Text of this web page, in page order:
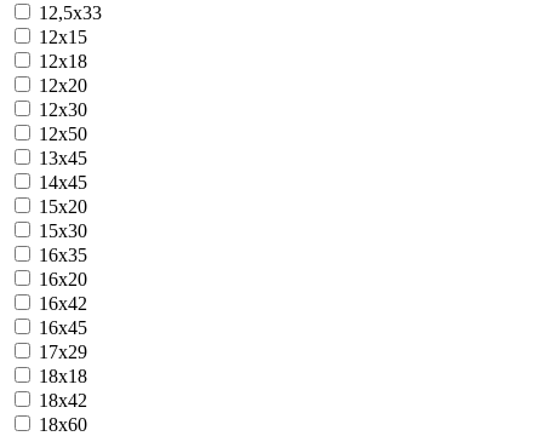
12,5х33
12x15
12x18
12x20
12x30
12х50
13x45
14х45
15x20
15x30
16x35
16х20
16х42
16х45
17х29
18х18
18х42
18х60